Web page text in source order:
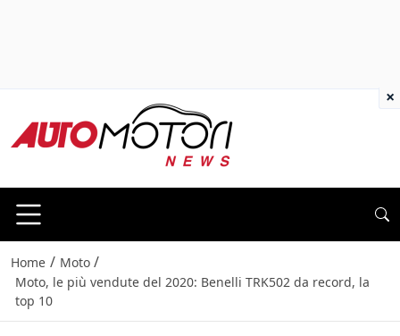
Home / Moto /
Moto, le più vendute del 2020: Benelli TRK502 da record, la
top 10
×